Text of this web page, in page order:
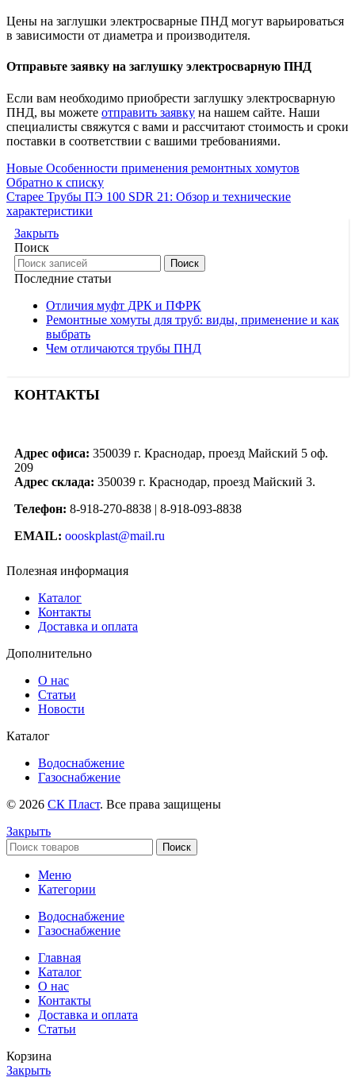
Цены на заглушки электросварные ПНД могут варьироваться
в зависимости от диаметра и производителя.
Отправьте заявку на заглушку электросварную ПНД
Если вам необходимо приобрести заглушку электросварную
ПНД, вы можете отправить заявку на нашем сайте. Наши
специалисты свяжутся с вами и рассчитают стоимость и сроки
поставки в соответствии с вашими требованиями.
Новые Особенности применения ремонтных хомутов
Обратно к списку
Старее Трубы ПЭ 100 SDR 21: Обзор и технические
характеристики
Закрыть
Поиск
Поиск
Последние статьи
Отличия муфт ДРК и ПФРК
Ремонтные хомуты для труб: виды, применение и как
выбрать
Чем отличаются трубы ПНД
КОНТАКТЫ
Адрес офиса: 350039 г. Краснодар, проезд Майский 5 оф.
209
Адрес склада: 350039 г. Краснодар, проезд Майский 3.
Телефон: 8-918-270-8838 | 8-918-093-8838
EMAIL: oooskplast@mail.ru
Полезная информация
Каталог
Контакты
Доставка и оплата
Дополнительно
О нас
Статьи
Новости
Каталог
Водоснабжение
Газоснабжение
© 2026 СК Пласт. Все права защищены
Закрыть
Поиск
Меню
Категории
Водоснабжение
Газоснабжение
Главная
Каталог
О нас
Контакты
Доставка и оплата
Статьи
Корзина
Закрыть